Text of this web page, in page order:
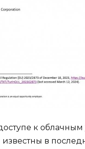
к облачным
известны в